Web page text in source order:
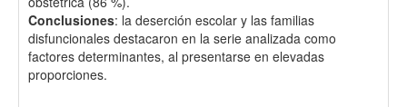
Conclusiones: la deserción escolar y las familias
disfuncionales destacaron en la serie analizada como
factores determinantes, al presentarse en elevadas
proporciones.